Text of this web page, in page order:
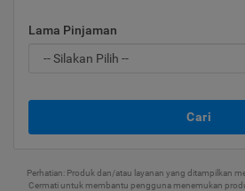
Lama Pinjaman
Cari
Perhatian: Produk dan/atau layanan yang ditampilkan
Cermati untuk membantu pengguna menemukan